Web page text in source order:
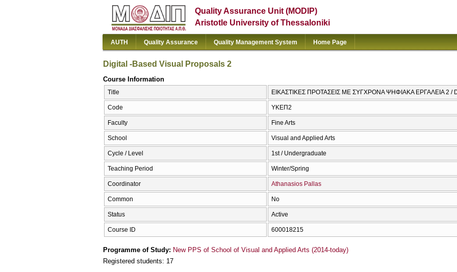
Quality Assurance Unit (MODIP)
Aristotle University of Thessaloniki
AUTH Quality Assurance Quality Management System Home Page
Digital -Based Visual Proposals 2
Course Information
Title ΕΙΚΑΣΤΙΚΕΣ ΠΡΟΤΑΣΕΙΣ ΜΕ ΣΥΓΧΡΟΝΑ ΨΗΦΙΑΚΑ ΕΡΓΑΛΕΙΑ 2 /
Code ΥΚΕΠ2
Faculty Fine Arts
School Visual and Applied Arts
Cycle / Level 1st / Undergraduate
Teaching Period Winter/Spring
Coordinator Athanasios Pallas
Common No
Status Active
Course ID 600018215
Programme of Study: New PPS of School of Visual and Applied Arts (2014-today)
Registered students: 17